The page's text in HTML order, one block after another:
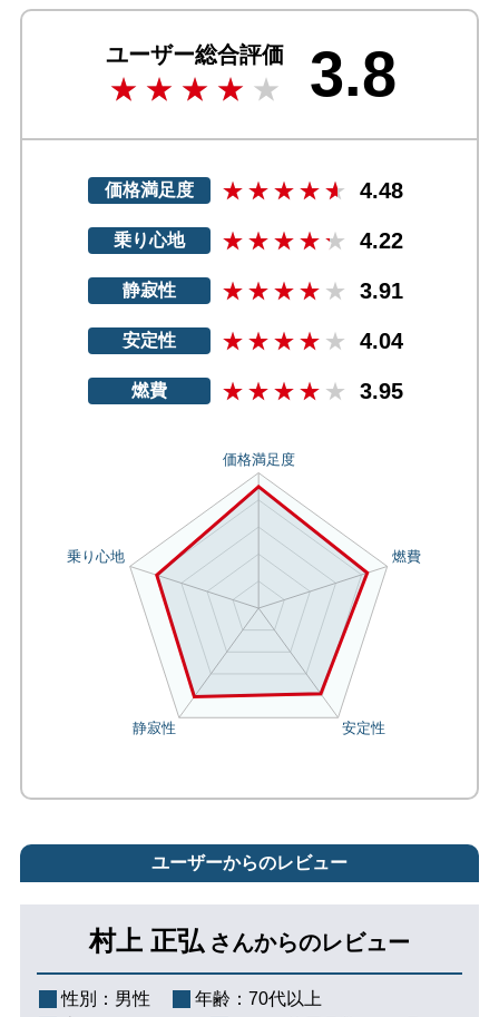
ユーザー総合評価 3.8
価格満足度 4.48
乗り心地 4.22
静寂性 3.91
安定性 4.04
燃費 3.95
ユーザーからのレビュー
村上 正弘 さんからのレビュー
性別： 男性 年齢： 70代以上